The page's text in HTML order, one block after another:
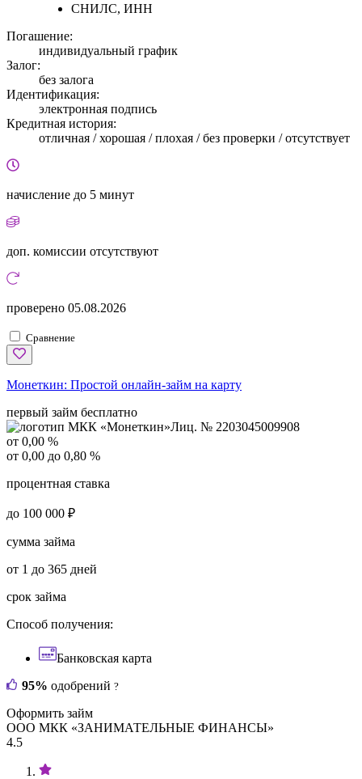
СНИЛС, ИНН
Погашение:
индивидуальный график
Залог:
без залога
Идентификация:
электронная подпись
Кредитная история:
отличная / хорошая / плохая / без проверки / отсутствует
начисление до 5 минут
доп. комиссии отсутствуют
проверено 05.08.2026
Сравнение
Монеткин: Простой онлайн-займ на карту
первый займ бесплатно
Лиц. № 2203045009908
от 0,00 %
от 0,00 до 0,80 %
процентная ставка
до 100 000 ₽
сумма займа
от 1 до 365 дней
срок займа
Способ получения:
Банковская карта
95% одобрений ?
Оформить займ
ООО МКК «ЗАНИМАТЕЛЬНЫЕ ФИНАНСЫ»
4.5